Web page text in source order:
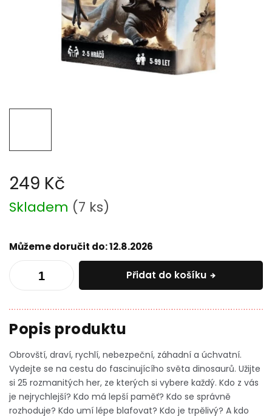
249 Kč
Měrná
cena:
Skladem (7 ks)
Můžeme doručit do:12.8.2026
Přidat do košíku
Obrovští, draví, rychlí, nebezpeční, záhadní a úchvatní.
Vydejte se na cestu do fascinujícího světa dinosaurů. Užijte
si 25 rozmanitých her, ze kterých si vybere každý. Kdo z vás
je nejrychlejší? Kdo má lepší paměť? Kdo se správně
rozhoduje? Kdo umí lépe blafovat? Kdo je trpělivý? A kdo